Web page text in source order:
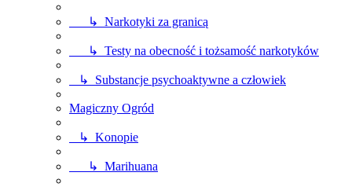
↳ Narkotyki za granicą
↳ Testy na obecność i tożsamość narkotyków
↳ Substancje psychoaktywne a człowiek
Magiczny Ogród
↳ Konopie
↳ Marihuana